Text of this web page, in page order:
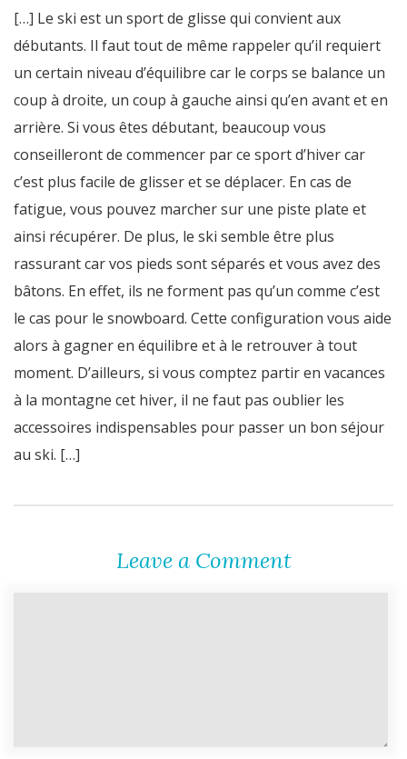
[…] Le ski est un sport de glisse qui convient aux
débutants. Il faut tout de même rappeler qu’il requiert
un certain niveau d’équilibre car le corps se balance un
coup à droite, un coup à gauche ainsi qu’en avant et en
arrière. Si vous êtes débutant, beaucoup vous
conseilleront de commencer par ce sport d’hiver car
c’est plus facile de glisser et se déplacer. En cas de
fatigue, vous pouvez marcher sur une piste plate et
ainsi récupérer. De plus, le ski semble être plus
rassurant car vos pieds sont séparés et vous avez des
bâtons. En effet, ils ne forment pas qu’un comme c’est
le cas pour le snowboard. Cette configuration vous aide
alors à gagner en équilibre et à le retrouver à tout
moment. D’ailleurs, si vous comptez partir en vacances
à la montagne cet hiver, il ne faut pas oublier les
accessoires indispensables pour passer un bon séjour
au ski. […]
Leave a Comment